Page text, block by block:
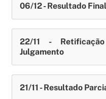
06/12 - Resultado
22/11 -
Julgamento
21/11 - Resultado